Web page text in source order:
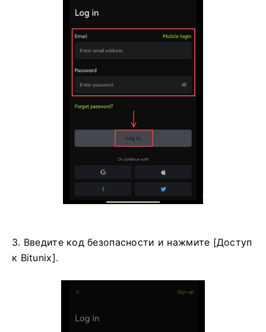
3. Введите код безопасности и нажмите [Доступ
к Bitunix].